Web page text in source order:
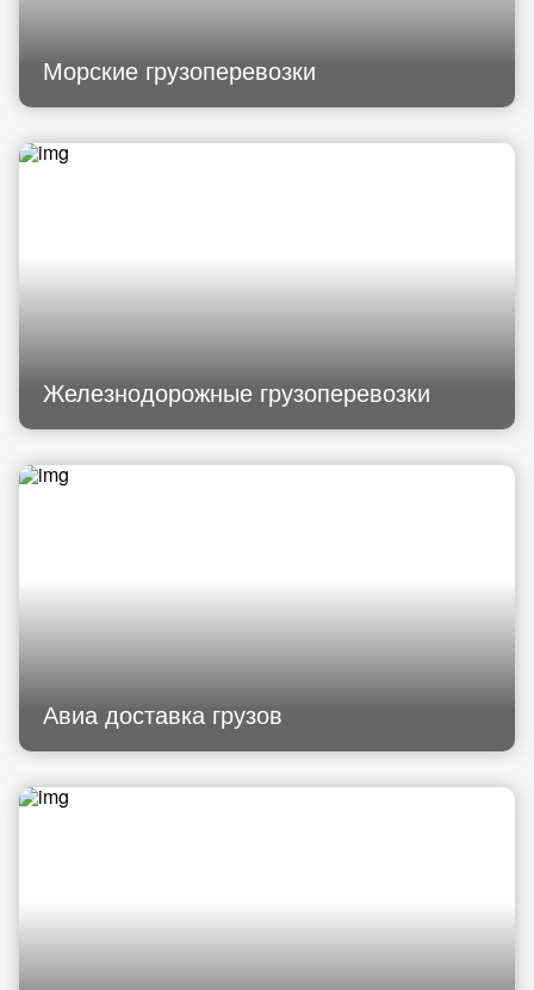
Морские грузоперевозки
Железнодорожные грузоперевозки
Авиа доставка грузов